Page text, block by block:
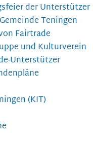
der Unterstützer
Teningen
Fairtrade
und Kulturverein
Unterstützer
(KIT)